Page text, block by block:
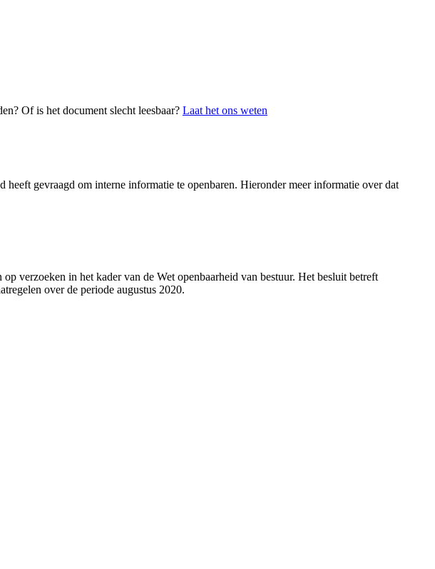
Of is het document slecht leesbaar? Laat het ons weten
gevraagd om interne informatie te openbaren. Hieronder meer informatie over dat
verzoeken in het kader van de Wet openbaarheid van bestuur. Het besluit betreft
over de periode augustus 2020.